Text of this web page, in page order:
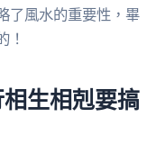
了風水的重要性，畢
！
生相剋要搞